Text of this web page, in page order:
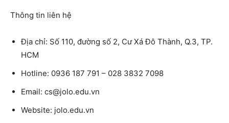
Thông tin liên hệ
Địa chỉ: Số 110, đường số 2, Cư Xá Đô Thành, Q.3, TP.
HCM
Hotline: 0936 187 791 – 028 3832 7098
Email: cs@jolo.edu.vn
Website: jolo.edu.vn